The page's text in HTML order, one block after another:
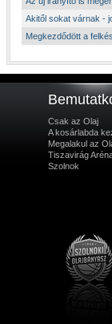
Akitől sokat várnak -
Megkezdődött a
Csak az Olaj
A kosárlabda
Megalakul az
Tiszavirág
Szolnok